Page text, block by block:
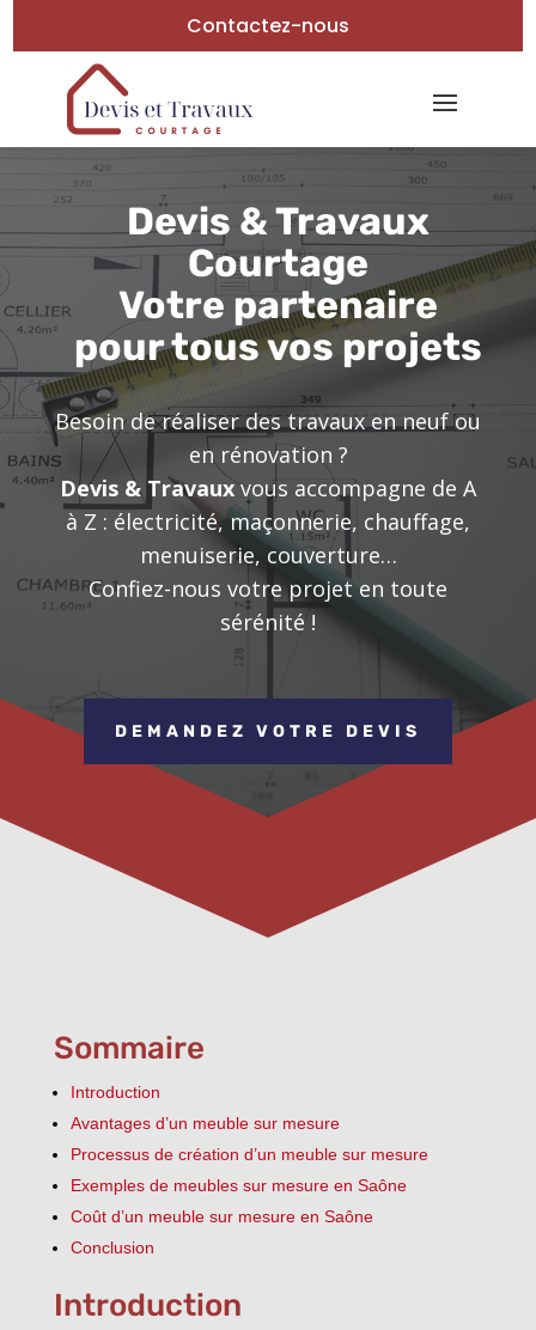
Contactez-nous
Devis & Travaux
Courtage
Votre partenaire
pour tous vos projets
Besoin de réaliser des travaux en neuf ou
en rénovation ?
Devis & Travaux vous accompagne de A
à Z : électricité, maçonnerie, chauffage,
menuiserie, couverture…
Confiez-nous votre projet en toute
sérénité !
DEMANDEZ VOTRE DEVIS
Sommaire
Introduction
Avantages d’un meuble sur mesure
Processus de création d’un meuble sur mesure
Exemples de meubles sur mesure en Saône
Coût d’un meuble sur mesure en Saône
Conclusion
Introduction